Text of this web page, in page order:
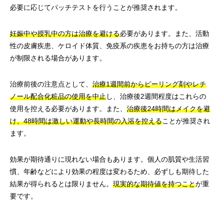
必要に応じてパッチテストを行うことが推奨されます。
妊娠中や授乳中の方は治療を避ける必要があります。また、活動
性の皮膚疾患、ケロイド体質、免疫系の疾患をお持ちの方は治療
が制限される場合があります。
治療前後の注意点として、 治療1週間前からピーリング剤やレチ
ノール配合化粧品の使用を中止し、治療後2週間程度はこれらの
使用を控える必要があります。また、 治療後24時間はメイクを避
け、48時間は激しい運動や長時間の入浴を控えることが推奨され
ます。
効果が期待通りに現れない場合もあります。個人の肌質や生活習
慣、年齢などにより効果の程度は変わるため、必ずしも期待した
結果が得られるとは限りません。 現実的な期待値を持つことが重
要です。